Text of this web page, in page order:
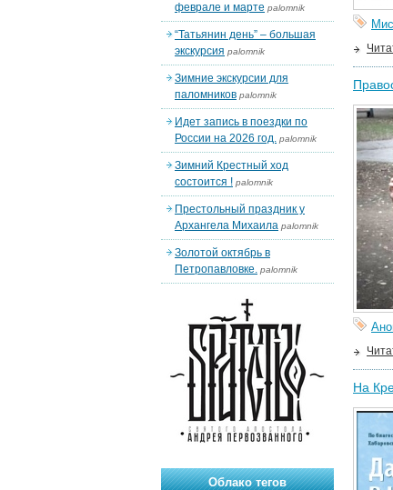
На
феврале и марте palomnik
“Татьянин день” – большая
экскурсия palomnik
Зимние экскурсии для
паломников palomnik
Идет запись в поездки по
России на 2026 год. palomnik
Зимний Крестный ход
состоится ! palomnik
Престольный праздник у
Архангела Михаила palomnik
Золотой октябрь в
Петропавловке. palomnik
Облако тегов